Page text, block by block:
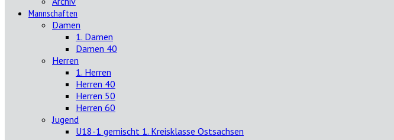
Mannschaften
Damen
1. Damen
Damen 40
Herren
1. Herren
Herren 40
Herren 50
Herren 60
Jugend
U18-1 gemischt 1. Kreisklasse Ostsachsen